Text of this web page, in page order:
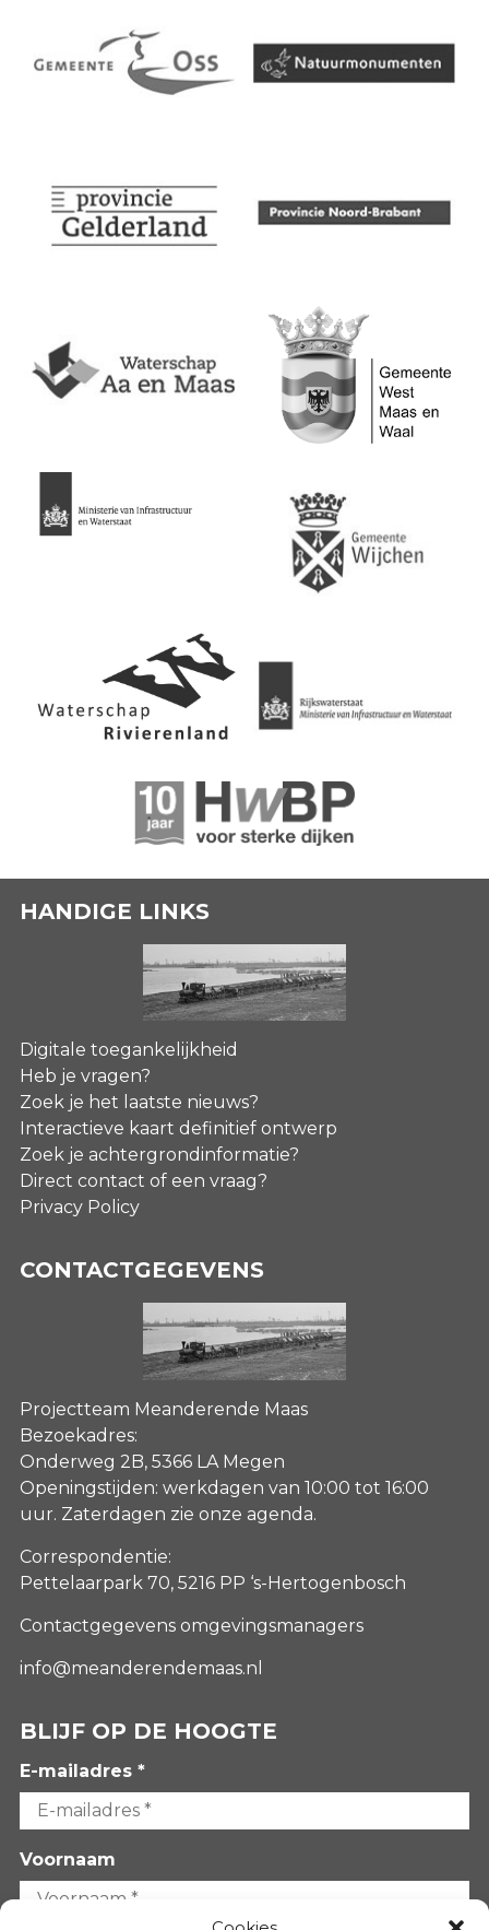
HANDIGE LINKS
Digitale toegankelijkheid
Heb je vragen?
Zoek je het laatste nieuws?
Interactieve kaart definitief ontwerp
Zoek je achtergrondinformatie?
Direct contact of een vraag?
Privacy Policy
CONTACTGEGEVENS
Projectteam Meanderende Maas
Bezoekadres:
Onderweg 2B, 5366 LA Megen
Openingstijden: werkdagen van 10:00 tot 16:00
uur. Zaterdagen zie onze agenda.
Correspondentie:
Pettelaarpark 70, 5216 PP ‘s-Hertogenbosch
Contactgegevens omgevingsmanagers
info@meanderendemaas.nl
BLIJF OP DE HOOGTE
E-mailadres *
Voornaam